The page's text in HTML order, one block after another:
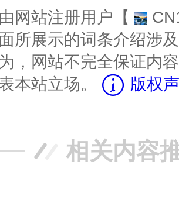
网站注册用户【
所展示的词条介绍涉
，网站不完全保证内
本站立场。
版权
相关内容